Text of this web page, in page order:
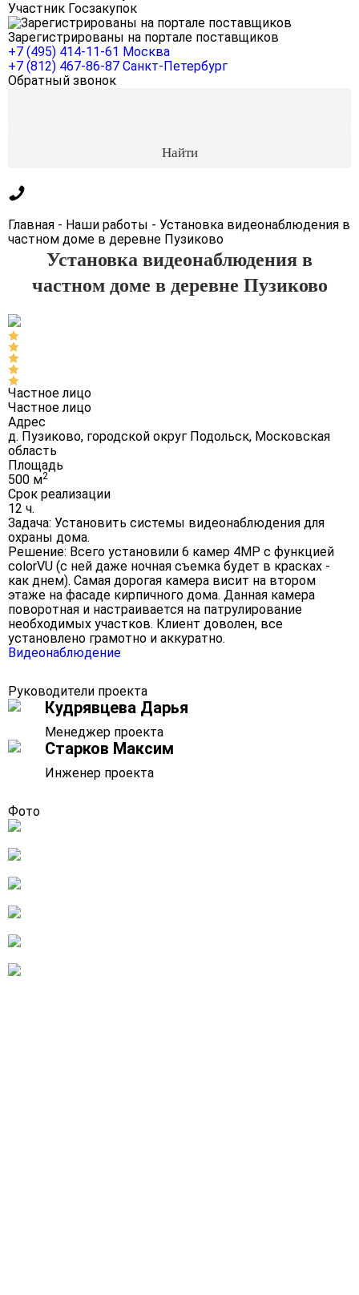
Участник Госзакупок
Зарегистрированы на портале поставщиков
+7 (495) 414-11-61 Москва
+7 (812) 467-86-87 Санкт-Петербург
Обратный звонок
Главная - Наши работы - Установка видеонаблюдения в
частном доме в деревне Пузиково
Установка видеонаблюдения в
частном доме в деревне Пузиково
Частное лицо
Частное лицо
Адрес
д. Пузиково, городской округ Подольск, Московская
область
Площадь
500 м2
Срок реализации
12 ч.
Задача: Установить системы видеонаблюдения для
охраны дома.
Решение: Всего установили 6 камер 4MP с функцией
colorVU (с ней даже ночная съемка будет в красках -
как днем). Самая дорогая камера висит на втором
этаже на фасаде кирпичного дома. Данная камера
поворотная и настраивается на патрулирование
необходимых участков. Клиент доволен, все
установлено грамотно и аккуратно.
Видеонаблюдение
Руководители проекта
Кудрявцева Дарья
Менеджер проекта
Старков Максим
Инженер проекта
Фото